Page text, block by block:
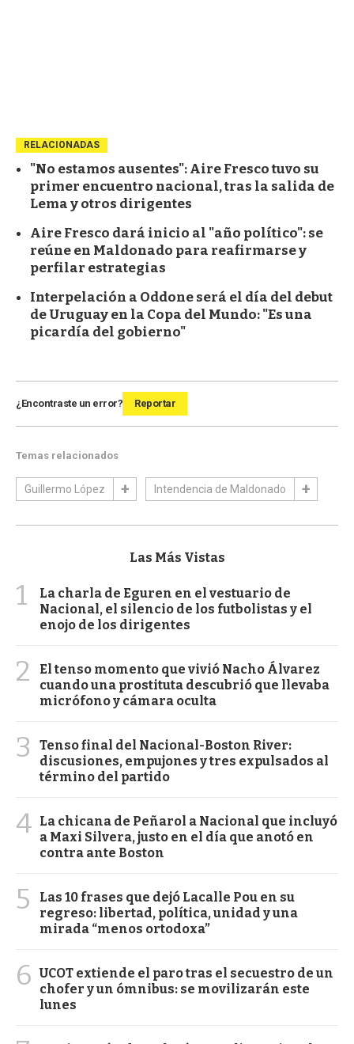
RELACIONADAS
"No estamos ausentes": Aire Fresco tuvo su
primer encuentro nacional, tras la salida de
Lema y otros dirigentes
Aire Fresco dará inicio al "año político": se
reúne en Maldonado para reafirmarse y
perfilar estrategias
Interpelación a Oddone será el día del debut
de Uruguay en la Copa del Mundo: "Es una
picardía del gobierno"
¿Encontraste un error? Reportar
Temas relacionados
Guillermo López Intendencia de Maldonado
Las Más Vistas
1
La charla de Eguren en el vestuario de
Nacional, el silencio de los futbolistas y el
enojo de los dirigentes
2
El tenso momento que vivió Nacho Álvarez
cuando una prostituta descubrió que llevaba
micrófono y cámara oculta
3
Tenso final del Nacional-Boston River:
discusiones, empujones y tres expulsados al
término del partido
4 La chicana de Peñarol a Nacional que incluyó
a Maxi Silvera, justo en el día que anotó en
contra ante Boston
5
Las 10 frases que dejó Lacalle Pou en su
regreso: libertad, política, unidad y una
mirada “menos ortodoxa”
6 UCOT extiende el paro tras el secuestro de un
chofer y un ómnibus: se movilizarán este
lunes